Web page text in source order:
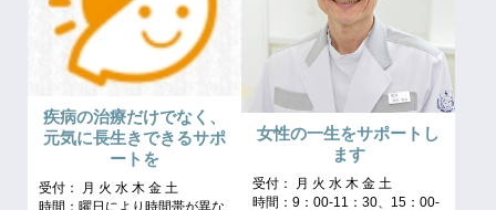
疾病の治療だけでなく、
元気に長生きできるサポ
ートを
受付： 月 火 水 木 金 土
女性の一生をサポートし
ます
受付： 月 火 水 木 金 土
時間：9：00‐11：30、15：00‐